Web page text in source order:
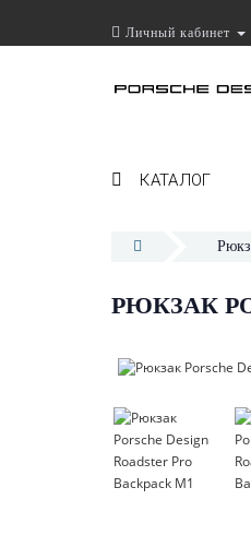
Личный кабинет
КАТАЛОГ
РЮКЗАК